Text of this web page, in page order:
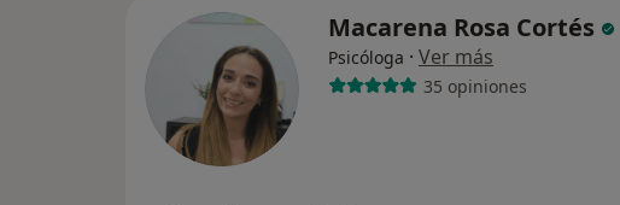
Macarena Rosa Cortés
Psicóloga · Ver más
35 opiniones